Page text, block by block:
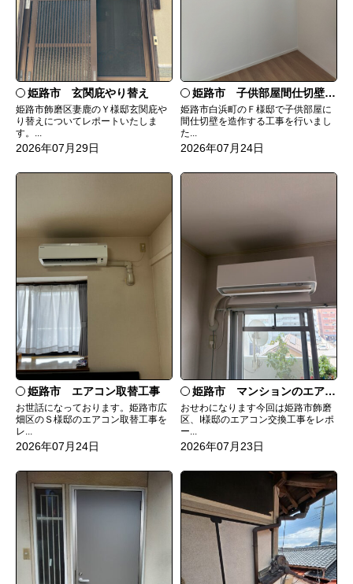
姫路市 玄関庇やり替え
姫路市飾磨区妻鹿のＹ様邸玄関庇や
り替えについてレポートいたしま
す。...
2026年07月29日
姫路市 子供部屋間仕切壁造作
姫路市白浜町のＦ様邸で子供部屋に
間仕切壁を造作する工事を行いまし
た...
2026年07月24日
姫路市 エアコン取替工事
お世話になっております。姫路市広
畑区のＳ様邸のエアコン取替工事を
レ...
2026年07月24日
姫路市 マンションのエアコンをダイキンRXへ交換
おせわになります今回は姫路市飾磨
区、I様邸のエアコン交換工事をレポ
ー...
2026年07月23日